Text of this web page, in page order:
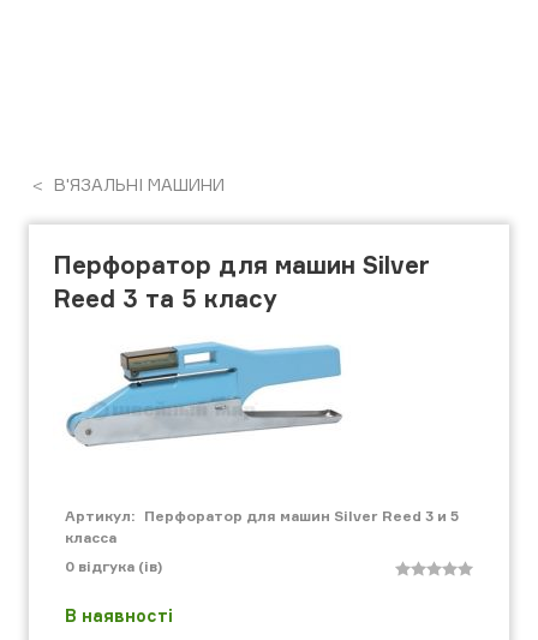
В'ЯЗАЛЬНІ МАШИНИ
Перфоратор для машин Silver
Reed 3 та 5 класу
Артикул: Перфоратор для машин Silver Reed 3 и 5
класса
0 відгука (ів)
В наявності